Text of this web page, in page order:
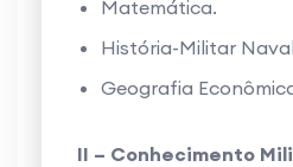
Matemática.
História-Militar
Geografia
II – Conhecimento